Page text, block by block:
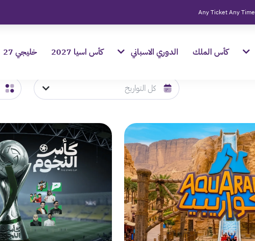
Any Ticket Any Time
كأس الملك الدوري الاسباني كأس اسيا 2027 خليجي 27